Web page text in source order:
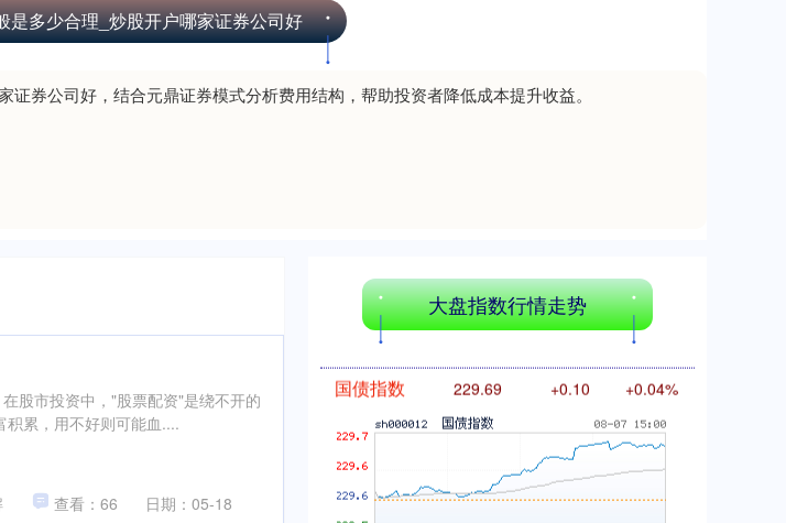
是多少合理_炒股开户哪家证券公司好
券公司好，结合元鼎证券模式分析费用结构，帮助投资者降低成本提升收益。
股市投资中，"股票配资"是绕不开的
累，用不好则可能血....
查看：66 日期：05-18
大盘指数行情走势
创业板指
国债指数 229.69 +0.10 +0.04%